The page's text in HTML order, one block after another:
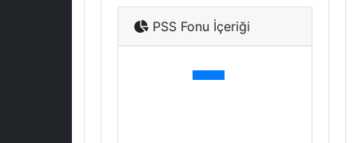
PSS Fonu İçeriği